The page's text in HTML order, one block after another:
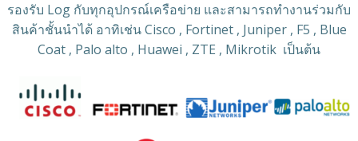
รองรับ Log กับทุกอุปกรณ์เครือข่าย และสามารถทำงานร่วมกับ
สินค้าชั้นนำได้ อาทิเช่น Cisco , Fortinet , Juniper , F5 , Blue
Coat , Palo alto , Huawei , ZTE , Mikrotik เป็นต้น